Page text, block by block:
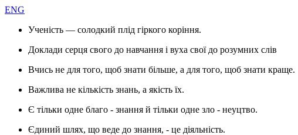
ENG
Ученість — солодкий плід гіркого коріння.
Доклади серця свого до навчання і вуха свої до розумних слів
Вчись не для того, щоб знати більше, а для того, щоб знати краще.
Важлива не кількість знань, а якість їх.
Є тільки одне благо - знання й тільки одне зло - неуцтво.
Єдиний шлях, що веде до знання, - це діяльність.